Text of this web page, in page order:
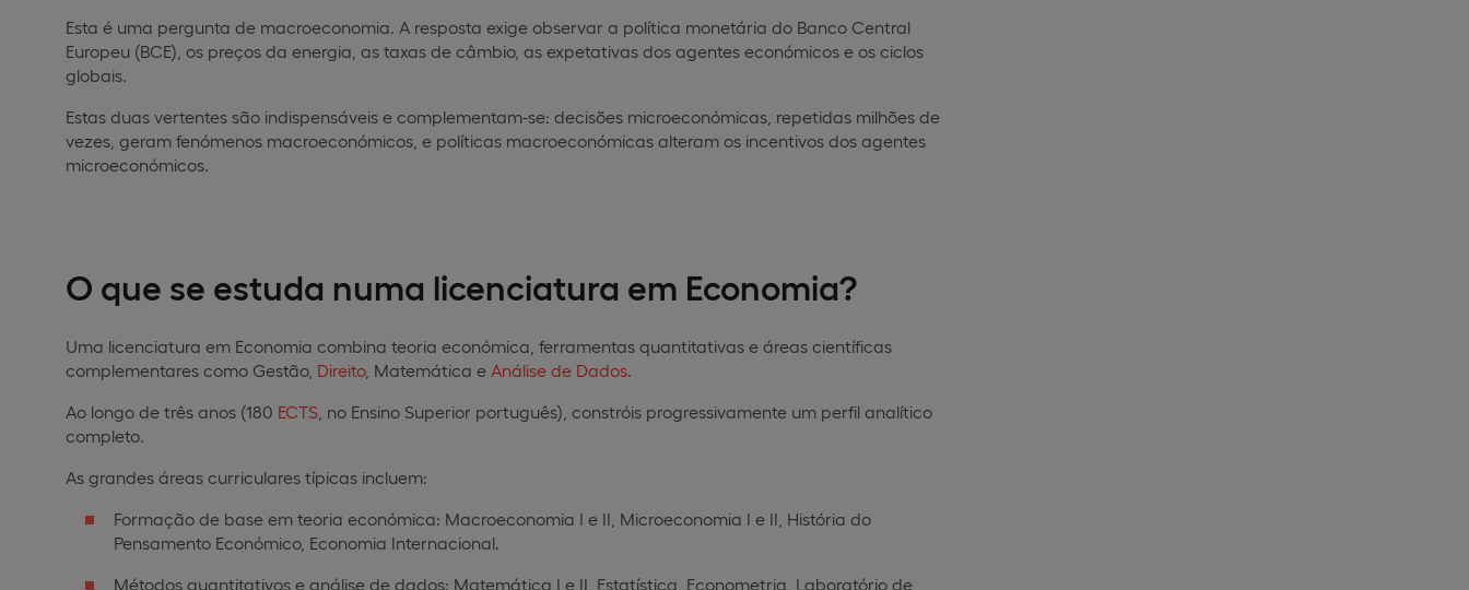
Esta é uma pergunta de macroeconomia. A resposta exige observar a política monetária do Banco Central
Europeu (BCE), os preços da energia, as taxas de câmbio, as expetativas dos agentes económicos e os ciclos
globais.
Estas duas vertentes são indispensáveis e complementam-se: decisões microeconómicas, repetidas milhões de
vezes, geram fenómenos macroeconómicos, e políticas macroeconómicas alteram os incentivos dos agentes
microeconómicos.
O que se estuda numa licenciatura em Economia?
Uma licenciatura em Economia combina teoria económica, ferramentas quantitativas e áreas científicas
complementares como Gestão, Direito, Matemática e Análise de Dados
Ao longo de três anos (180 ECTS , no Ensino Superior português), constróis progressivamente um perfil analítico
completo.
As grandes áreas curriculares típicas incluem:
Formação de base em teoria económica: Macroeconomia I e II, Microeconomia I e II, História do
Pensamento Económico, Economia Internacional.
Métodos quantitativos e análise de dados: Matemática I e II, Estatística, Econometria, Laboratório de